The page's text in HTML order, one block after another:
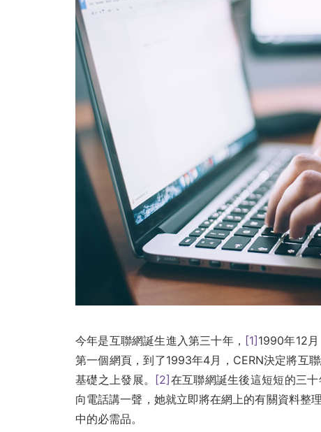
今年是互聯網誕生進入第三十年， [1] 1990年12
第一個網頁，到了1993年4月，CERN決定將互
基礎之上發展。
[2] 在互聯網誕生後這短短的三
向電話講一聲，她就立即將在網上的有關資料整
中的必需品。